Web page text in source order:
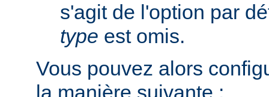
s'agit de l'option par
type est omis.
Vous pouvez alors
la manière suivante :